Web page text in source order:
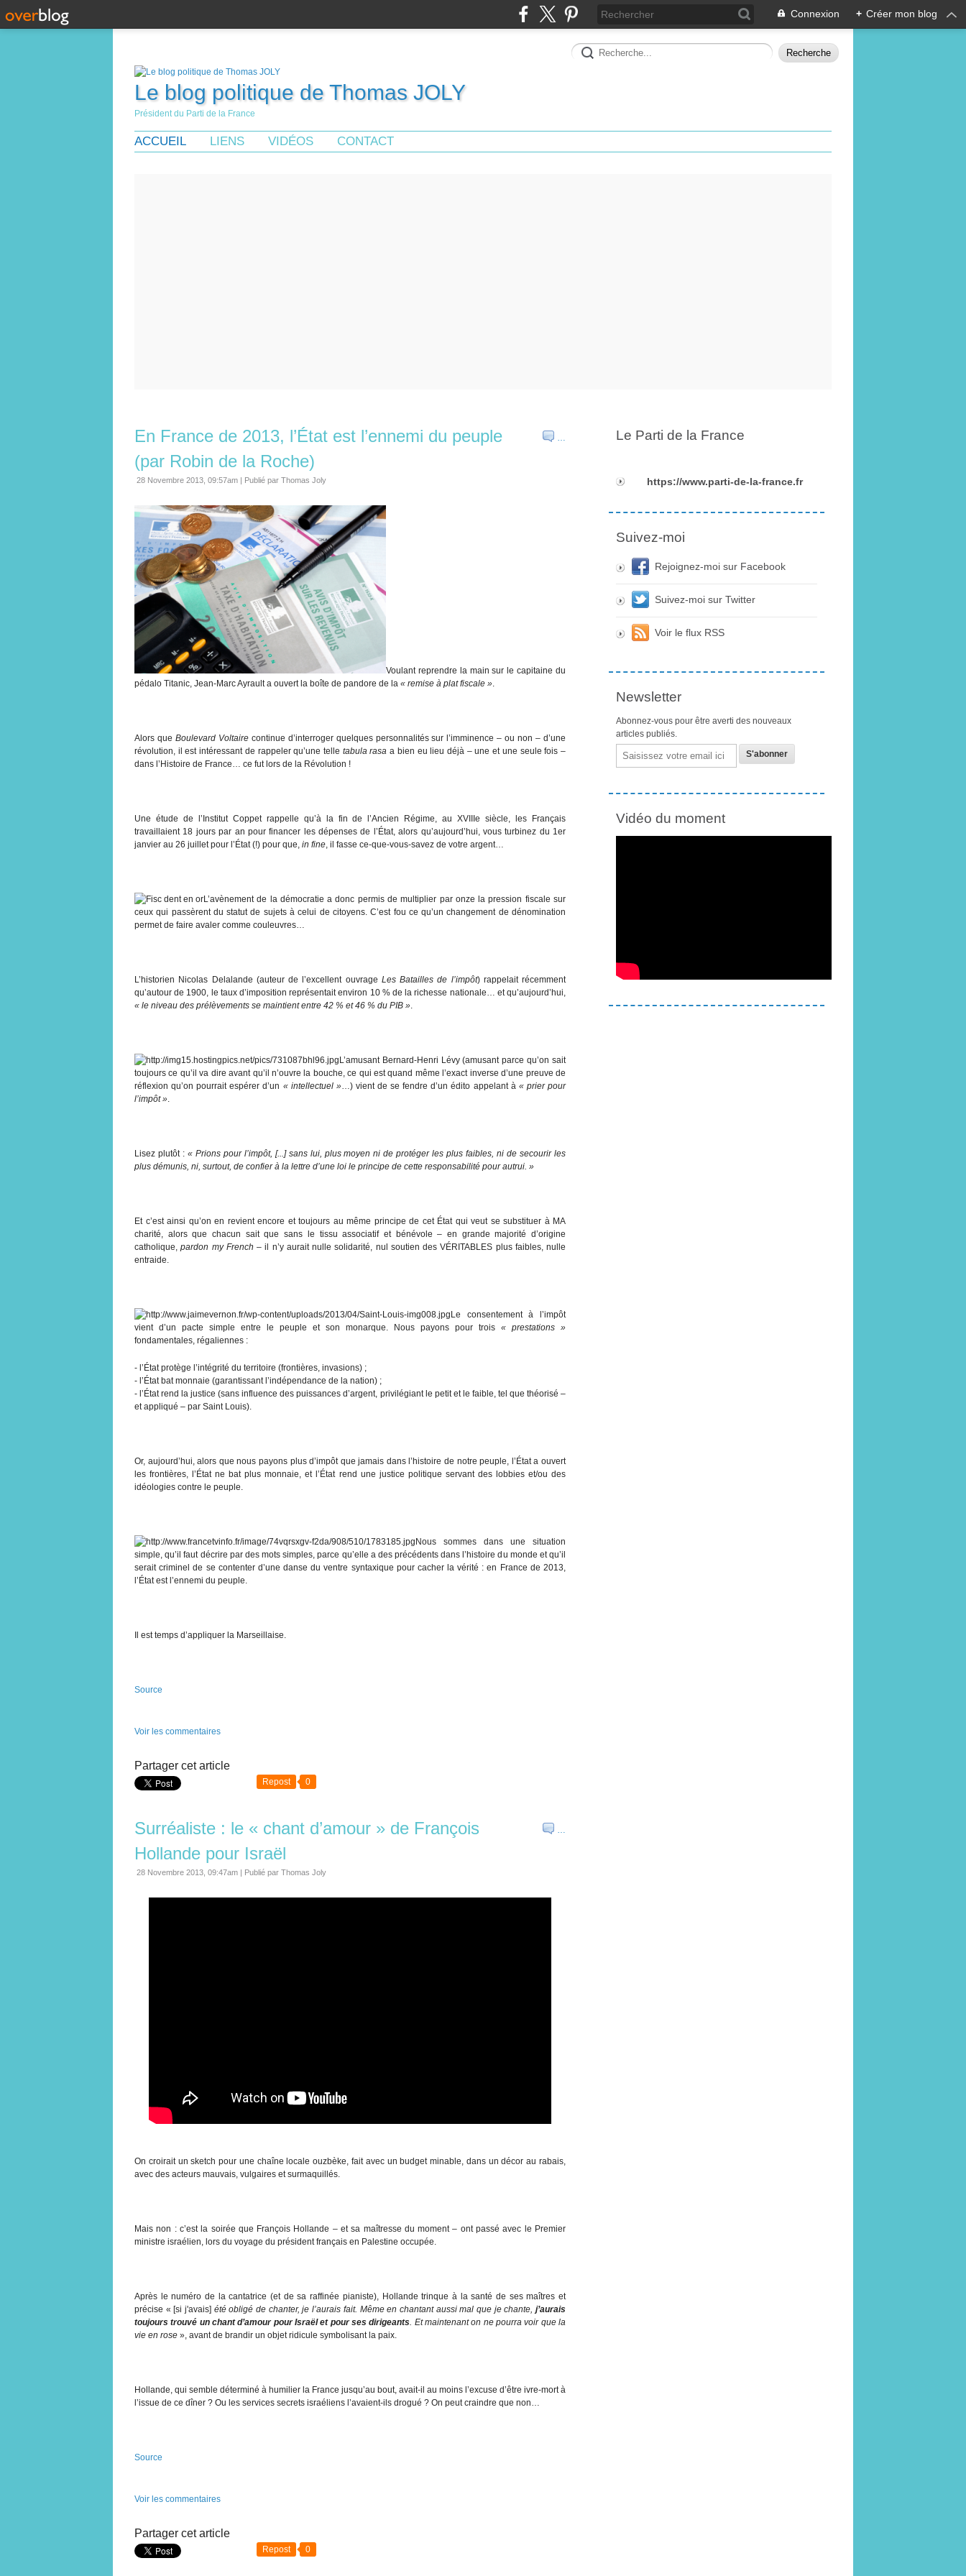
Connexion + Créer mon blog
Le blog politique de Thomas JOLY
Président du Parti de la France
ACCUEIL LIENS VIDÉOS CONTACT
…
En France de 2013, l’État est l’ennemi du peuple
(par Robin de la Roche)
28 Novembre 2013, 09:57am | Publié par Thomas Joly
Voulant reprendre la main sur le capitaine du
pédalo Titanic, Jean-Marc Ayrault a ouvert la boîte de pandore de la « remise à plat fiscale ».
Alors que Boulevard Voltairecontinue d’interroger quelques personnalités sur l’imminence – ou non – d’une
révolution, il est intéressant de rappeler qu’une telle tabula rasa a bien eu lieu déjà – une et une seule fois –
dans l’Histoire de France… ce fut lors de la Révolution !
Une étude de l’Institut Coppet rappelle qu’à la fin de l’Ancien Régime, au XVIIIe siècle, les Français
travaillaient 18 jours par an pour financer les dépenses de l’État, alors qu’aujourd’hui, vous turbinez du 1er
janvier au 26 juillet pour l’État (!) pour que, in fine, il fasse ce-que-vous-savez de votre argent…
L’avènement de la démocratie a donc permis de multiplier par onze la pression fiscale sur
ceux qui passèrent du statut de sujets à celui de citoyens. C’est fou ce qu’un changement de dénomination
permet de faire avaler comme couleuvres…
L’historien Nicolas Delalande (auteur de l’excellent ouvrage Les Batailles de l’impôt) rappelait récemment
qu’autour de 1900, le taux d’imposition représentait environ 10 % de la richesse nationale… et qu’aujourd’hui,
« le niveau des prélèvements se maintient entre 42 % et 46 % du PIB ».
L’amusant Bernard-Henri Lévy (amusant parce qu’on sait
toujours ce qu’il va dire avant qu’il n’ouvre la bouche, ce qui est quand même l’exact inverse d’une preuve de
réflexion qu’on pourrait espérer d’un « intellectuel »…) vient de se fendre d’un édito appelant à « prier pour
l’impôt ».
Lisez plutôt : « Prions pour l’impôt, [...] sans lui, plus moyen ni de protéger les plus faibles, ni de secourir les
plus démunis, ni, surtout, de confier à la lettre d’une loi le principe de cette responsabilité pour autrui. »
Et c’est ainsi qu’on en revient encore et toujours au même principe de cet État qui veut se substituer à MA
charité, alors que chacun sait que sans le tissu associatif et bénévole – en grande majorité d’origine
catholique,pardon my French – il n’y aurait nulle solidarité, nul soutien des VÉRITABLES plus faibles, nulle
entraide.
Le consentement à l’impôt
vient d’un pacte simple entre le peuple et son monarque. Nous payons pour trois « prestations »
fondamentales, régaliennes :
- l’État protège l’intégrité du territoire (frontières, invasions) ;
- l’État bat monnaie (garantissant l’indépendance de la nation) ;
- l’État rend la justice (sans influence des puissances d’argent, privilégiant le petit et le faible, tel que théorisé –
et appliqué – par Saint Louis).
Or, aujourd’hui, alors que nous payons plus d’impôt que jamais dans l’histoire de notre peuple, l’État a ouvert
les frontières, l’État ne bat plus monnaie, et l’État rend une justice politique servant des lobbies et/ou des
idéologies contre le peuple.
Nous sommes dans une situation
simple, qu’il faut décrire par des mots simples, parce qu’elle a des précédents dans l’histoire du monde et qu’il
serait criminel de se contenter d’une danse du ventre syntaxique pour cacher la vérité : en France de 2013,
l’État est l’ennemi du peuple.
Il est temps d’appliquer la Marseillaise.
Source
Voir les commentaires
Partager cet article
Repost 0
…
Surréaliste : le « chant d’amour » de François
Hollande pour Israël
28 Novembre 2013, 09:47am | Publié par Thomas Joly
On croirait un sketch pour une chaîne locale ouzbèke, fait avec un budget minable, dans un décor au rabais,
avec des acteurs mauvais, vulgaires et surmaquillés.
Mais non : c’est la soirée que François Hollande – et sa maîtresse du moment – ont passé avec le Premier
ministre israélien, lors du voyage du président français en Palestine occupée.
Après le numéro de la cantatrice (et de sa raffinée pianiste), Hollande trinque à la santé de ses maîtres et
précise « [si j'avais] été obligé de chanter, je l’aurais fait. Même en chantant aussi mal que je chante,j’aurais
toujours trouvé un chant d’amour pour Israël et pour ses dirigeants. Et maintenant on ne pourra voir que la
vie en rose », avant de brandir un objet ridicule symbolisant la paix.
Hollande, qui semble déterminé à humilier la France jusqu’au bout, avait-il au moins l’excuse d’être ivre-mort à
l’issue de ce dîner ? Ou les services secrets israéliens l’avaient-ils drogué ? On peut craindre que non…
Source
Voir les commentaires
Partager cet article
Repost 0
Le Parti de la France
https://www.parti-de-la-france.fr
Suivez-moi
Rejoignez-moi sur Facebook
Suivez-moi sur Twitter
Voir le flux RSS
Newsletter
Abonnez-vous pour être averti des nouveaux
articles publiés.
Email
Vidéo du moment